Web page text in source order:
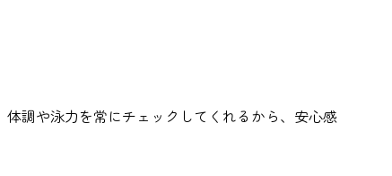
調や泳力を常にチェックしてくれるから、安心感